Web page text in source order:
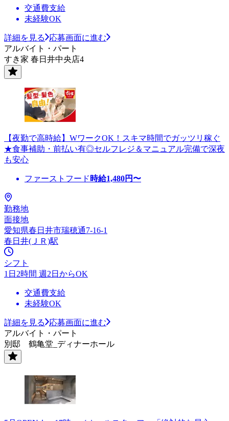
交通費支給
未経験OK
詳細を見る
応募画面に進む
アルバイト・パート
すき家 春日井中央店4
【夜勤で高時給】WワークOK！スキマ時間でガッツリ稼ぐ
★食事補助・前払い有◎セルフレジ＆マニュアル完備で深夜
も安心
ファーストフード 時給1,480円〜
勤務地
面接地
愛知県春日井市瑞穂通7-16-1
春日井(ＪＲ)駅
シフト
1日2時間 週2日からOK
交通費支給
未経験OK
詳細を見る
応募画面に進む
アルバイト・パート
別邸 鶴亀堂_ディナーホール